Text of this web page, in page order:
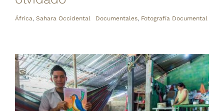
África, Sahara Occidental Documentales, Fotografía Documental